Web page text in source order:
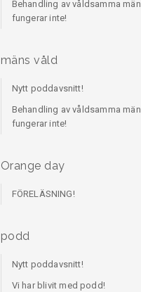
Behandling av våldsamma män
fungerar inte!
mäns våld
Nytt poddavsnitt!
Behandling av våldsamma män
fungerar inte!
Orange day
FÖRELÄSNING!
podd
Nytt poddavsnitt!
Vi har blivit med podd!